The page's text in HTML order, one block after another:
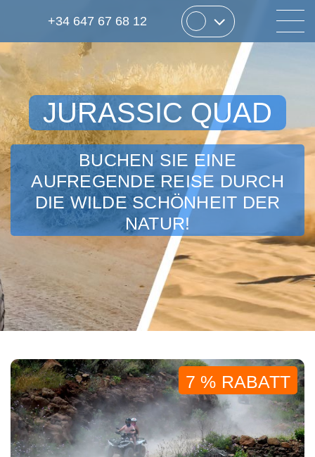
+34 647 67 68 12
JURASSIC QUAD
BUCHEN SIE EINE
AUFREGENDE REISE DURCH
DIE WILDE SCHÖNHEIT DER
NATUR!
7 % RABATT